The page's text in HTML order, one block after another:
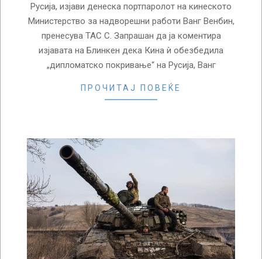
Русија, изјави денеска портпаролот на кинеското
Министерство за надворешни работи Ванг Венбин,
пренесува ТАС С. Запрашан да ја коментира
изјавата на Блинкен дека Кина ѝ обезбедила
„дипломатско покривање“ на Русија, Ванг
ПРОЧИТАЈ ПОВЕЌЕ